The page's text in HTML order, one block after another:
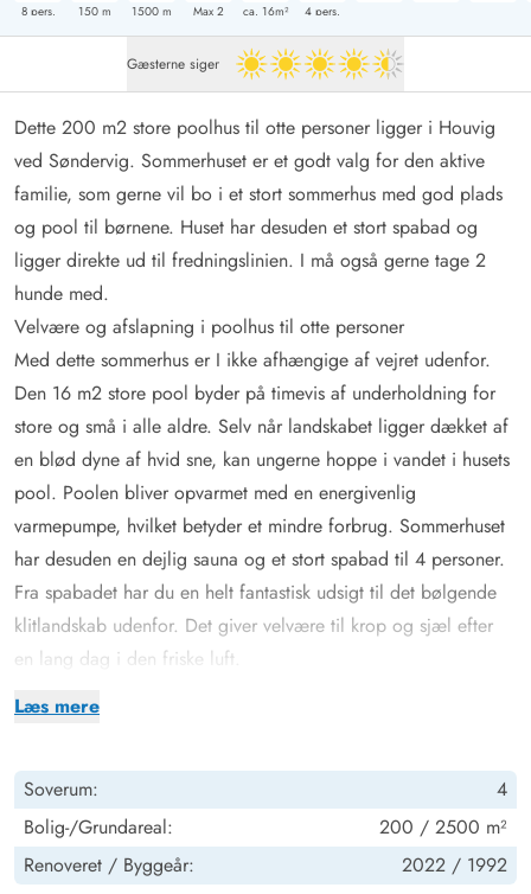
8pers. 150 m 1500 m Max 2 ca. 16m² 4 pers.
Gæsterne siger 4.5 ud af 5
Læs mere
Dette 200 m2 store poolhus til otte personer ligger i Houvig
ved Søndervig. Sommerhuset er et godt valg for den aktive
familie, som gerne vil bo i et stort sommerhus med god plads
og pool til børnene. Huset har desuden et stort spabad og
ligger direkte ud til fredningslinien. I må også gerne tage 2
hunde med.
Velvære og afslapning i poolhus til otte personer
Med dette sommerhus er I ikke afhængige af vejret udenfor.
Den 16 m2 store pool byder på timevis af underholdning for
store og små i alle aldre. Selv når landskabet ligger dækket af
en blød dyne af hvid sne, kan ungerne hoppe i vandet i husets
pool. Poolen bliver opvarmet med en energivenlig
varmepumpe, hvilket betyder et mindre forbrug. Sommerhuset
har desuden en dejlig sauna og et stort spabad til 4 personer.
Fra spabadet har du en helt fantastisk udsigt til det bølgende
klitlandskab udenfor. Det giver velvære til krop og sjæl efter
en lang dag i den friske luft.
I finder også både opvaskemaskine, tørretumbler og
kontakt til de derhjemme.
Hyggelig indretning med plads til nærvær på Sneppedalen 98
Sommerhusets indretning er moderniseret i 2022 med
Soverum:
4
Bolig-/Grundareal:
200 / 2500 m²
Renoveret / Byggeår: 2022 / 1992